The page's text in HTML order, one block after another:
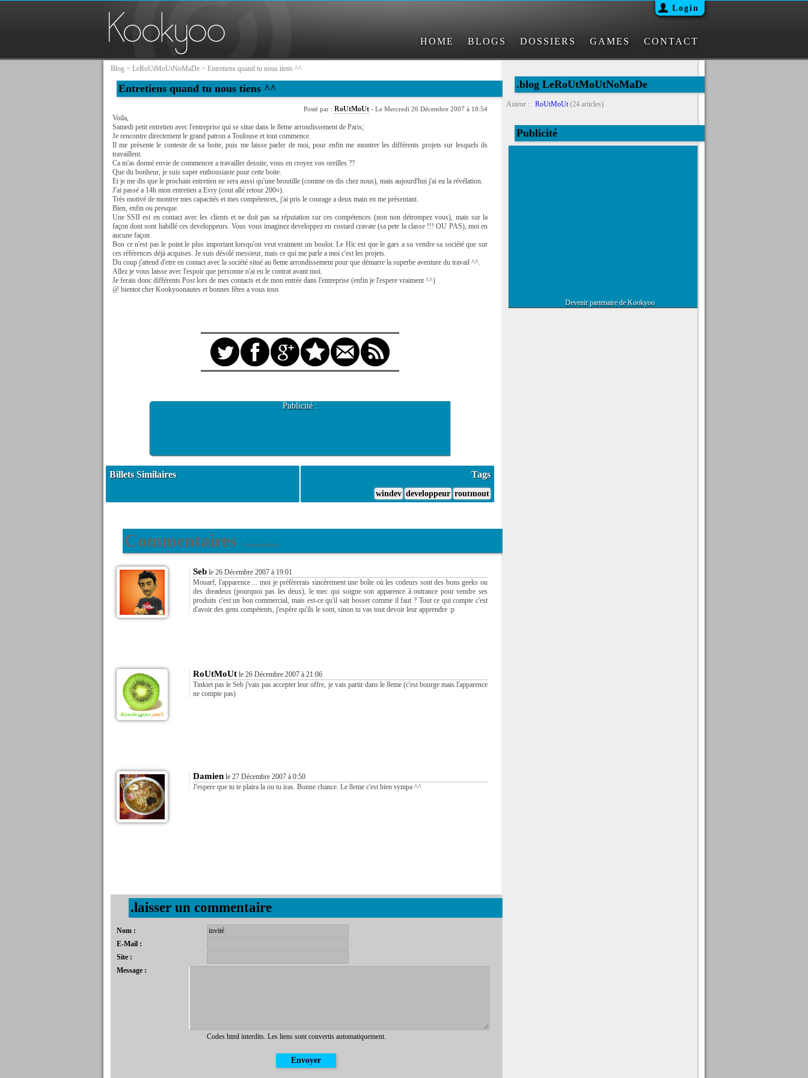
Login
HOME BLOGS DOSSIERS GAMES CONTACT
Blog > LeRoUtMoUtNoMaDe > Entretiens quand tu nous tiens ^^
Entretiens quand tu nous tiens ^^
Posté par : RoUtMoUt - Le Mercredi 26 Décembre 2007 à 18:54
Voila,
Samedi petit entretien avec l'entreprise qui se situe dans le 8eme arrondissement de Paris;
Je rencontre directement le grand patron a Toulouse et tout commence.
Il me présente le conteste de sa boite, puis me laisse parler de moi, pour enfin me montrer les différents projets sur lesquels ils
travaillent.
Ca m'as donné envie de commencer a travailler desuite, vous en croyez vos oreilles ??
Que du bonheur, je suis super enthousiaste pour cette boite.
Et je me dis que le prochain entretien ne sera aussi qu'une broutille (comme on dis chez nous), mais aujourd'hui j'ai eu la révélation.
J'ai passé a 14h mon entretien a Evry (cout allé retour 200¤).
Très motivé de montrer mes capacités et mes compétences, j'ai pris le courage a deux main en me présentant.
Bien, enfin ou presque.
Une SSII est en contact avec les clients et ne doit pas sa réputation sur ces compétences (non non détrompez vous), mais sur la
façon dont sont habillé ces developpeurs. Vous vous imaginez developpez en costard cravate (sa pete la classe !!! OU PAS), moi en
aucune façon.
Bon ce n'est pas le point le plus important lorsqu'on veut vraiment un boulot. Le Hic est que le gars a su vendre sa société que sur
ces références déjà acquises. Je suis désolé messieur, mais ce qui me parle a moi c'est les projets.
Du coup j'attend d'etre en contact avec la société situé au 8eme arrondissement pour que démarre la superbe aventure du travail ^^.
Allez je vous laisse avec l'espoir que personne n'ai eu le contrat avant moi.
Je ferais donc différents Post lors de mes contacts et de mon entrée dans l'entreprise (enfin je l'espere vraiment ^^)
@ bientot cher Kookyoonautes et bonnes fêtes a vous tous
Publicité :
Billets Similaires Tags
windev developpeur routmout
Commentaires 3 commentaires
Seb le 26 Décembre 2007 à 19:01
Mouarf, l'apparence ... moi je préfèrerais sincèrement une boîte où les codeurs sont des bons geeks ou
des dreadeux (pourquoi pas les deux), le mec qui soigne son apparence à outrance pour vendre ses
produits c'est un bon commercial, mais est-ce qu'il sait bosser comme il faut ? Tout ce qui compte c'est
d'avoir des gens compétents, j'espère qu'ils le sont, sinon tu vas tout devoir leur apprendre :p
RoUtMoUt le 26 Décembre 2007 à 21:06
Tinkiet pas le Seb j'vais pas accepter leur offre, je vais partir dans le 8eme (c'est bourge mais l'apparence
ne compte pas)
Damien le 27 Décembre 2007 à 0:50
J'espere que tu te plaira la ou tu iras. Bonne chance. Le 8eme c'est bien sympa ^^
.laisser un commentaire
Nom :
E-Mail :
Site :
Message :
Codes html interdits. Les liens sont convertis automatiquement.
.blog LeRoUtMoUtNoMaDe
Auteur : RoUtMoUt(24 articles)
Publicité
Devenir partenaire de Kookyoo